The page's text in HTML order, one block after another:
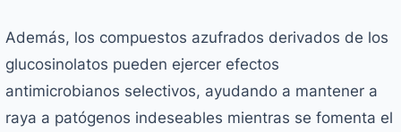
Además, los compuestos azufrados derivados de los
glucosinolatos pueden ejercer efectos
antimicrobianos selectivos, ayudando a mantener a
raya a patógenos indeseables mientras se fomenta el